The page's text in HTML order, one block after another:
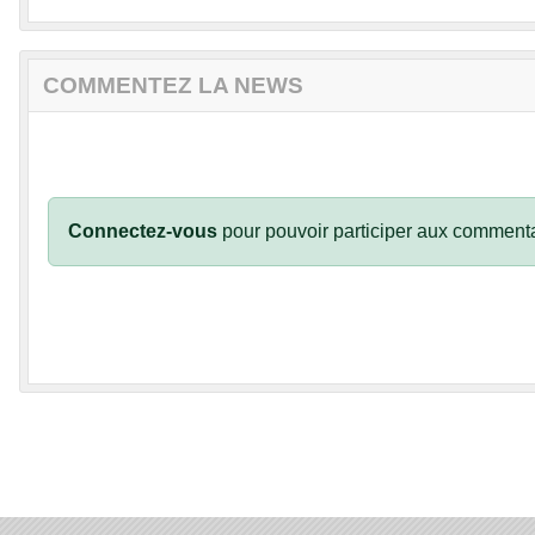
COMMENTEZ LA NEWS
Connectez-vous pour pouvoir participer aux